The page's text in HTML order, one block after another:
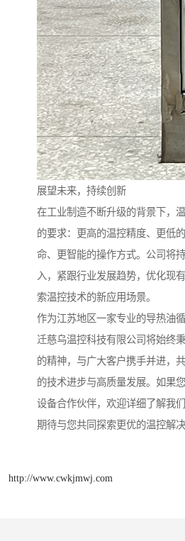
展望未来，持续创新
在工业制造不断升级的背景下，
的要求：更高的温控精度、更低
命、更智能的操作方式。公司将
入，紧跟行业发展趋势，优化现
索温控技术的新应用场景。
作为江苏地区一家专业的导热油
迁慈乌温控科技有限公司将始终
的精神，与广大客户携手并进，
的技术进步与高质量发展。如果
设备合作伙伴，欢迎详细了解我
期待与您共同探索更优的温控解决
http://www.cwkjmwj.com